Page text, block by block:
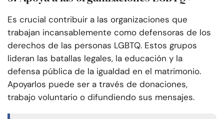
Es crucial contribuir a las organizaciones que
trabajan incansablemente como defensoras de los
derechos de las personas LGBTQ. Estos grupos
lideran las batallas legales, la educación y la
defensa pública de la igualdad en el matrimonio.
Apoyarlos puede ser a través de donaciones,
trabajo voluntario o difundiendo sus mensajes.